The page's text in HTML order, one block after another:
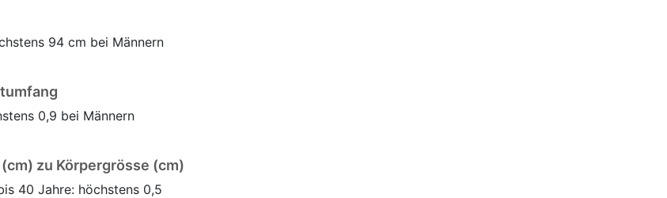
94 cm bei Männern
0,9 bei Männern
zu Körpergrösse (cm)
40 Jahre: höchstens 0,5